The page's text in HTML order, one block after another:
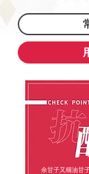
余甘子又稱油甘